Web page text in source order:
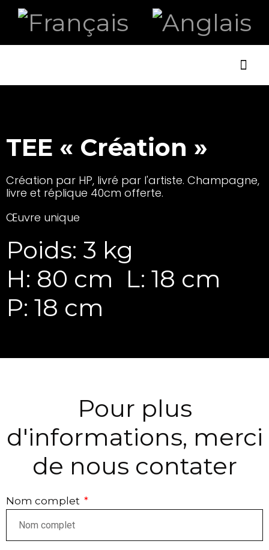
TEE « Création »
Création par HP, livré par l'artiste. Champagne,
livre et réplique 40cm offerte.
Œuvre unique
Poids: 3 kg
H: 80 cm L: 18 cm
P: 18 cm
Pour plus
d'informations, merci
de nous contater
Nom complet